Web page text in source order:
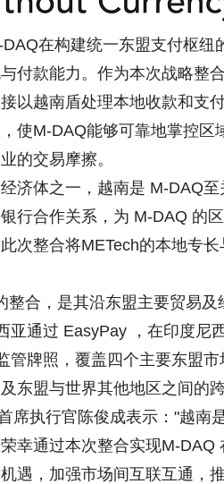
在构建统一东盟支付枢
付款能力。作为本次战略整
以越南盾处理本地收款和支
使M-DAQ能够可靠地掌控
的交易摩擦。
济体之一，越南是 M-DAQ
行合作关系，为 M-DAQ 的
次整合将METech的本地专
整合，是其沿东盟主要贸易
亚通过 EasyPay ，在印度尼
管牌照，覆盖四个主要东盟
东盟与世界其他地区之间的
席执行官陈俊成表示："越南
幸通过本次整合实现M-
遇，加强市场间互联互通，